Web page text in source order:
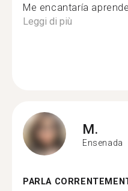
Me encantaría
Leggi di più
M.
Ensenada
PARLA